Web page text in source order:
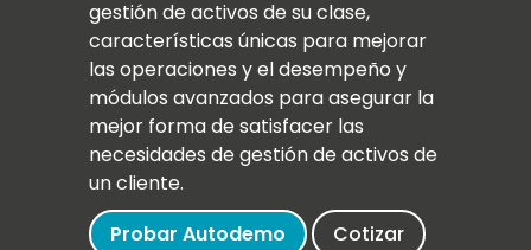
gestión de activos de su clase,
características únicas para mejorar
las operaciones y el desempeño y
módulos avanzados para asegurar la
mejor forma de satisfacer las
necesidades de gestión de activos de
un cliente.
Probar Autodemo
Cotizar